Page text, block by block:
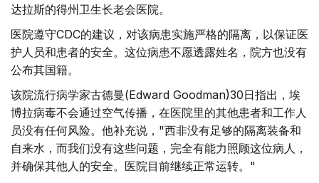
达拉斯的得州卫生长老会医院。
医院遵守CDC的建议，对该病患实施严格的隔离，以保证医
护人员和患者的安全。这位病患不愿透露姓名，院方也没有
公布其国籍。
该院流行病学家古德曼(Edward Goodman)30日指出，埃
博拉病毒不会通过空气传播，在医院里的其他患者和工作人
员没有任何风险。他补充说，"西非没有足够的隔离装备和
自来水，而我们没有这些问题，完全有能力照顾这位病人，
并确保其他人的安全。医院目前继续正常运转。"